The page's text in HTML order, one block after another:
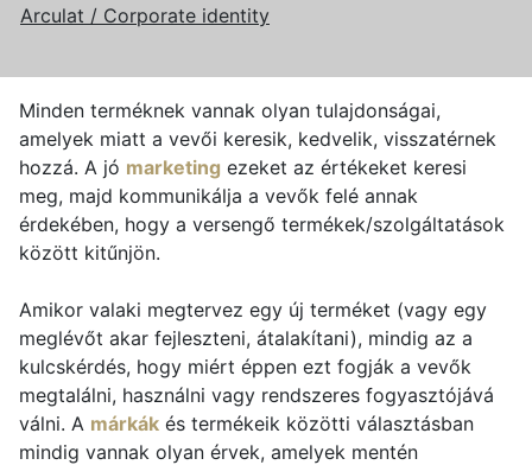
Arculat / Corporate identity
Minden terméknek vannak olyan tulajdonságai,
amelyek miatt a vevői keresik, kedvelik, visszatérnek
hozzá. A jó marketing ezeket az értékeket keresi
meg, majd kommunikálja a vevők felé annak
érdekében, hogy a versengő termékek/szolgáltatások
között kitűnjön.
Amikor valaki megtervez egy új terméket (vagy egy
meglévőt akar fejleszteni, átalakítani), mindig az a
kulcskérdés, hogy miért éppen ezt fogják a vevők
megtalálni, használni vagy rendszeres fogyasztójává
válni. A márkák és termékeik közötti választásban
mindig vannak olyan érvek, amelyek mentén